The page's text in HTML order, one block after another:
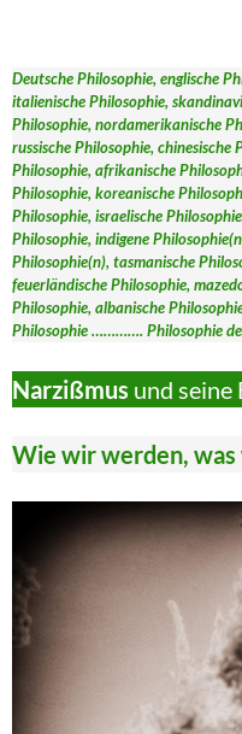
Deutsche Philosophie, englische
italienische Philosophie,
Philosophie, nordamerikanische
russische Philosophie, chinesische
Philosophie, afrikanische
Philosophie, koreanische
Philosophie, israelische
Philosophie, indigene
Philosophie(n), tasmanische
feuerländische Philosophie,
Philosophie, albanische
Philosophie …………. Philosophie
Narzißmus und seine
Wie wir werden, was